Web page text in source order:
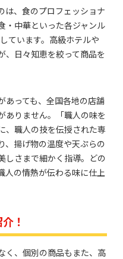
は、食のプロフェッショナ
・中華といった各ジャンル
ています。高級ホテルや
、日々知恵を絞って商品を
あっても、全国各地の店舗
ありません。「職人の味を
、職人の技を伝授された専
、揚げ物の温度や天ぷらの
しさまで細かく指導。どの
人の情熱が伝わる味に仕上
！
く、個別の商品もまた、高